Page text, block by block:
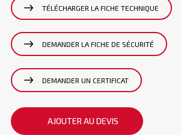
TÉLÉCHARGER LA FICHE TECHNIQUE
DEMANDER LA FICHE DE SÉCURITÉ
DEMANDER UN CERTIFICAT
AJOUTER AU DEVIS